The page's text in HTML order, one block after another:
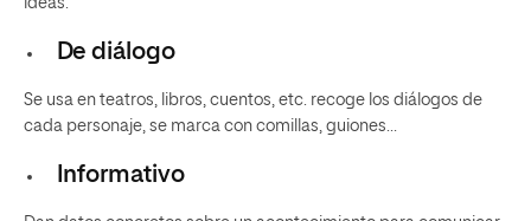
ideas.
De diálogo
Se usa en teatros, libros, cuentos, etc. recoge los diálogos de
cada personaje, se marca con comillas, guiones…
Informativo